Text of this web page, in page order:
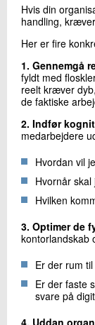
Hvis din
handling,
Her er fire
1. Gennemgå
fyldt med
reelt kræver
de faktiske
2. Indfør
medarbejdere
Hvordan vil
Hvornår
Hvilken
3. Optimer de
kontorlandskab
Er der rum
Er der faste
svare på
4. Uddan